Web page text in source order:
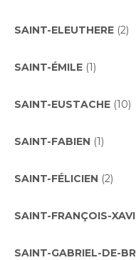
SAINT-ELEUTHERE (2)
SAINT-ÉMILE (1)
SAINT-EUSTACHE (10)
SAINT-FABIEN (1)
SAINT-FÉLICIEN (2)
SAINT-FRANÇOIS-
SAINT-GABRIEL-DE-